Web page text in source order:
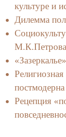
культуре и
Дилемма
постмодерна
Рецепция